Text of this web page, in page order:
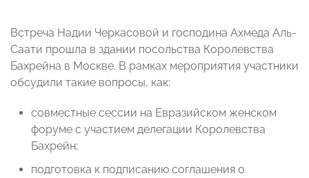
Встреча Надии Черкасовой и господина Ахмеда Аль-
Саати прошла в здании посольства Королевства
Бахрейна в Москве. В рамках мероприятия участники
обсудили такие вопросы, как:
совместные сессии на Евразийском женском
форуме с участием делегации Королевства
Бахрейн;
подготовка к подписанию соглашения о